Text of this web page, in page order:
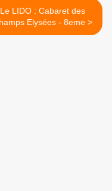
Le LIDO : Cabaret des
Champs Elysées - 8eme >